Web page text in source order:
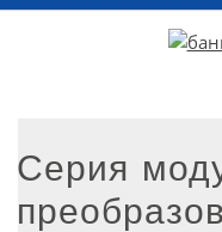
Серия